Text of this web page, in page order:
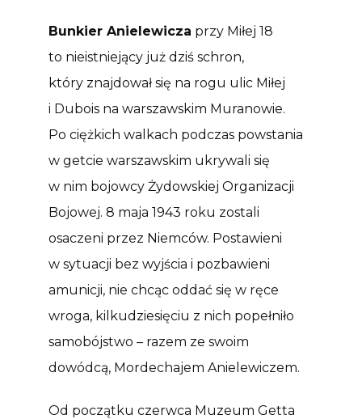
Bunkier Anielewicza przy Miłej 18
to nieistniejący już dziś schron,
który znajdował się na rogu ulic Miłej
i Dubois na warszawskim Muranowie.
Po ciężkich walkach podczas powstania
w getcie warszawskim ukrywali się
w nim bojowcy Żydowskiej Organizacji
Bojowej. 8 maja 1943 roku zostali
osaczeni przez Niemców. Postawieni
w sytuacji bez wyjścia i pozbawieni
amunicji, nie chcąc oddać się w ręce
wroga, kilkudziesięciu z nich popełniło
samobójstwo – razem ze swoim
dowódcą, Mordechajem Anielewiczem.
Od początku czerwca Muzeum Getta